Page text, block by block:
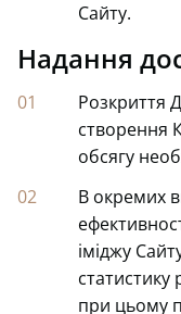
Сайту.
Надання
Розкриття
створення
обсягу
В окремих
іміджу
при цьому